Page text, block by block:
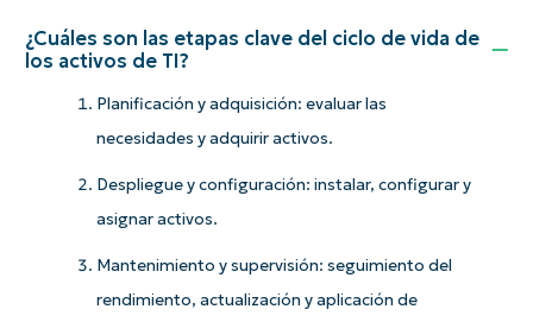
¿Cuáles son las etapas clave del ciclo de vida de
los activos de TI?
Planificación y adquisición: evaluar las
necesidades y adquirir activos.
Despliegue y configuración: instalar, configurar y
asignar activos.
Mantenimiento y supervisión: seguimiento del
rendimiento, actualización y aplicación de